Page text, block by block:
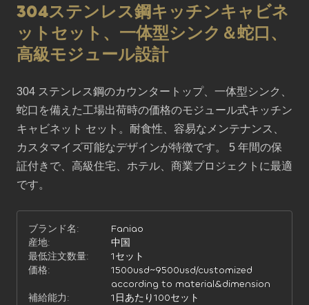
304ステンレス鋼キッチンキャビネ
ットセット、一体型シンク＆蛇口、
高級モジュール設計
304 ステンレス鋼のカウンタートップ、一体型シンク、
蛇口を備えた工場出荷時の価格のモジュール式キッチン
キャビネット セット。耐食性、容易なメンテナンス、
カスタマイズ可能なデザインが特徴です。 5 年間の保
証付きで、高級住宅、ホテル、商業プロジェクトに最適
です。
ブランド名:
Faniao
産地:
中国
最低注文数量:
1セット
価格:
1500usd~9500usd/customized
according to material&dimension
補給能力:
1日あたり100セット